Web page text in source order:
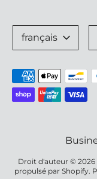
Droit d'auteur © 2026
propulsé par Shopify.
Langue
français
Méthodes
de
paiement